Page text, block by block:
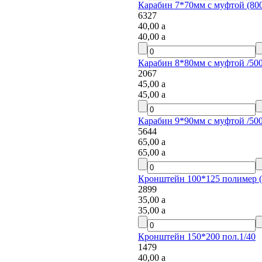
Карабин 7*70мм с муфтой
6327
40,00 a
40,00 a
Карабин 8*80мм с муфтой /
2067
45,00 a
45,00 a
Карабин 9*90мм с муфтой /
5644
65,00 a
65,00 a
Кронштейн 100*125 полимер
2899
35,00 a
35,00 a
Кронштейн 150*200 пол.1/40
1479
40,00 a